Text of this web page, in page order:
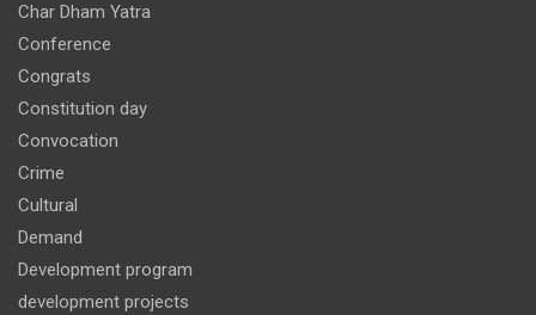
Char Dham Yatra
Conference
Congrats
Constitution day
Convocation
Crime
Cultural
Demand
Development program
development projects